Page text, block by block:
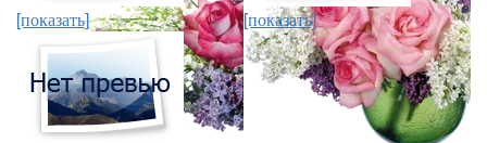
[показать] [показать]